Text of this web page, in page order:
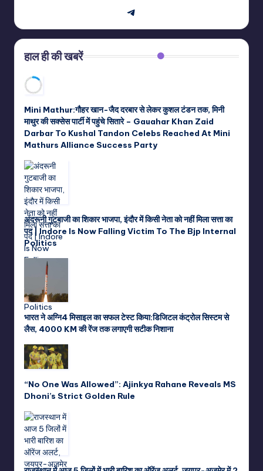
Telegram
हाल ही की खबरें
Mini Mathur:गौहर खान-जैद दरबार से लेकर कुशल टंडन तक, मिनी
माथुर की सक्सेस पार्टी में पहुंचे सितारे – Gauahar Khan Zaid
Darbar To Kushal Tandon Celebs Reached At Mini
Mathurs Alliance Success Party
अंदरूनी गुटबाजी का शिकार भाजपा, इंदौर में किसी नेता को नहीं मिला सत्ता का
पद | Indore Is Now Falling Victim To The Bjp Internal
Politics
भारत ने अग्नि4 मिसाइल का सफल टेस्ट किया:डिजिटल कंट्रोल सिस्टम से
लैस, 4000 KM की रेंज तक लगाएगी सटीक निशाना
“No One Was Allowed”: Ajinkya Rahane Reveals MS
Dhoni’s Strict Golden Rule